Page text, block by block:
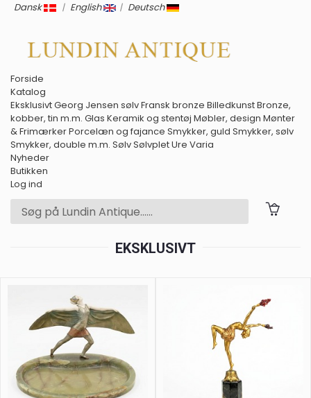
Dansk | English | Deutsch
Forside
Katalog
EksklusivtGeorg Jensen sølvFransk bronze BilledkunstBronze,
kobber, tin m.m. Glas Keramik og stentøj Møbler, design Mønter
& FrimærkerPorcelæn og fajance Smykker, guld Smykker, sølv
Smykker, double m.m. SølvSølvpletUre Varia
Nyheder
Butikken
Log ind
EKSKLUSIVT